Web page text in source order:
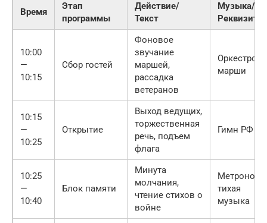
Время
Этап
программы
Действие/
Текст
Музыка/
Реквизит
10:00
—
10:15
Сбор гостей
Фоновое
звучание
маршей,
рассадка
ветеранов
марши
10:15
—
10:25
Открытие
Выход ведущих,
торжественная
речь, подъем
флага
Гимн РФ
10:25
—
10:40
Блок памяти
Минута
молчания,
чтение стихов о
войне
Метроном,
тихая
музыка